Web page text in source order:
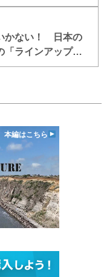
かない！ 日本の
「ラインアップ拡
本編はこちら